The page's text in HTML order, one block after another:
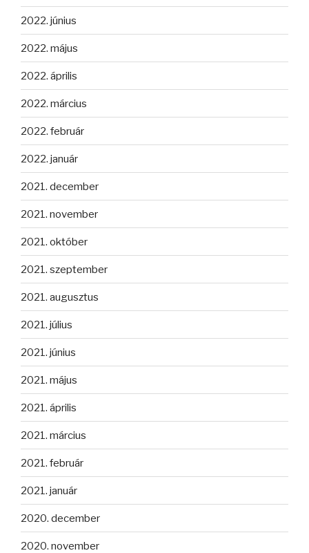
2022. június
2022. május
2022. április
2022. március
2022. február
2022. január
2021. december
2021. november
2021. október
2021. szeptember
2021. augusztus
2021. július
2021. június
2021. május
2021. április
2021. március
2021. február
2021. január
2020. december
2020. november